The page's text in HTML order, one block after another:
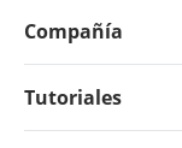
Compañía
Tutoriales